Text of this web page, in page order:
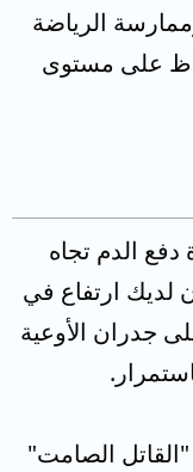
الرياضة
على مستوى
الدم تجاه
لديك ارتفاع في
جدران الأوعية
الصامت"